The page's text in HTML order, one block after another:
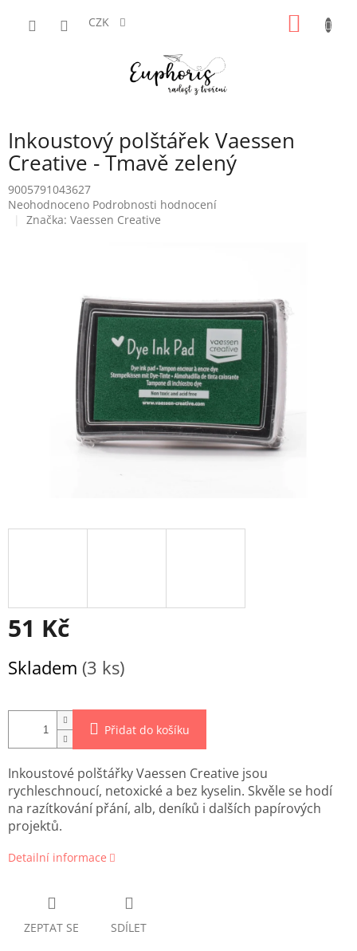
CZK
Inkoustový polštářek Vaessen
Creative - Tmavě zelený
9005791043627
Průměrné
hodnocení
Neohodnoceno Podrobnosti hodnocení
Značka: Vaessen Creative
51 Kč
cena:
Skladem (3 ks)
Přidat do košíku
Inkoustové polštářky Vaessen Creative jsou
rychleschnoucí, netoxické a bez kyselin. Skvěle se hodí
na razítkování přání, alb, deníků i dalších papírových
projektů.
Detailní informace
ZEPTAT SE SDÍLET